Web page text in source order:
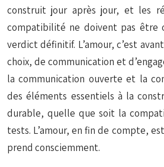
construit jour après jour, et les
compatibilité ne doivent pas être
verdict définitif. L’amour, c’est
choix, de communication et
la communication ouverte et la
des éléments essentiels à la
durable, quelle que soit la
tests. L’amour, en fin de compte,
prend consciemment.